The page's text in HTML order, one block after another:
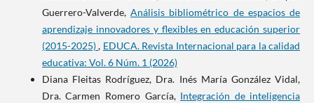
Guerrero-Valverde,Análisis bibliométrico de espacios de
aprendizaje innovadores y flexibles en educación superior
(2015-2025), EDUCA. Revista Internacional para la calidad
educativa: Vol. 6 Núm. 1 (2026)
Diana Fleitas Rodríguez, Dra. Inés María González Vidal,
Dra. Carmen Romero García, Integración de inteligencia